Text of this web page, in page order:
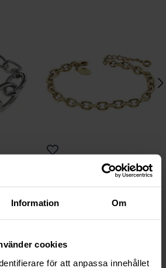
Information Om
cookies
för att anpassa innehållet
Astrid & Agnes
Pris
499 kr
köpte också